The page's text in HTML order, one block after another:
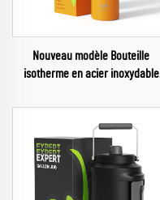
Nouveau modèle Bouteille
isotherme en acier inoxydable